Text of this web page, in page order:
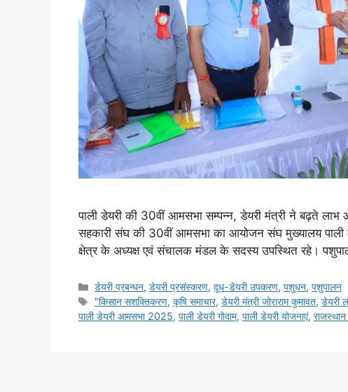
पाली डेयरी की 30वीं आमसभा सम्पन्न, डेयरी मंत्री ने बढ़ते
सहकारी संघ की 30वीं आमसभा का आयोजन संघ मुख्यालय पाली
क्षेत्र के अध्यक्ष एवं संचालक मंडल के सदस्य उपस्थित रहे।
डेयरी प्रबन्धन,डेयरी प्रसंस्करण,दूध-डेयरी उपकरण,पशुधन,पशुपालन
"किसान सशक्तिकरण,कृषि समाचार,डेयरी मंत्री जोराराम कुमावत,डेयरी
पाली डेयरी आमसभा 2025, पाली डेयरी गोदाम, पाली डेयरी योजनाएं,